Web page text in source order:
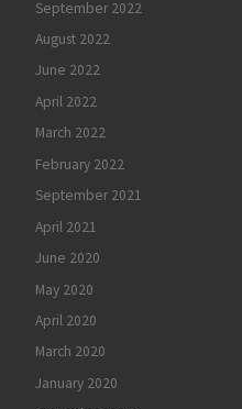
September 2022
August 2022
June 2022
April 2022
March 2022
February 2022
September 2021
April 2021
June 2020
May 2020
April 2020
March 2020
January 2020